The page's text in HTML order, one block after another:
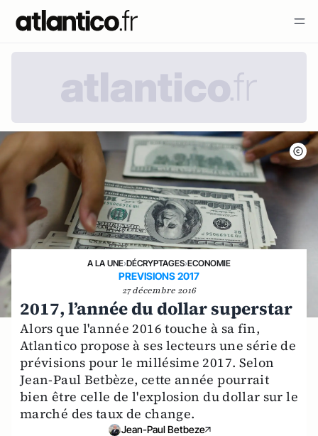
A LA UNE›DÉCRYPTAGES›ECONOMIE
PREVISIONS 2017
27 décembre 2016
2017, l’année du dollar superstar
Alors que l'année 2016 touche à sa fin,
Atlantico propose à ses lecteurs une série de
prévisions pour le millésime 2017. Selon
Jean-Paul Betbèze, cette année pourrait
bien être celle de l'explosion du dollar sur le
marché des taux de change.
Jean-Paul Betbeze